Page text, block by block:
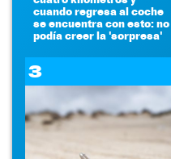
cuando regresa al coche
se encuentra con esto: no
podía creer la 'sorpresa'
3